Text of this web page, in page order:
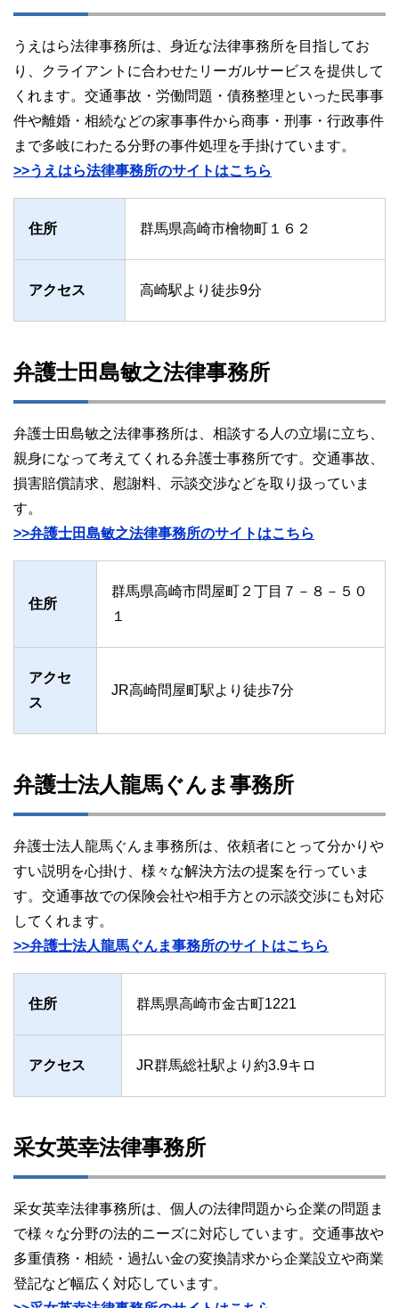
うえはら法律事務所は、身近な法律事務所を目指してお
り、クライアントに合わせたリーガルサービスを提供して
くれます。交通事故・労働問題・債務整理といった民事事
件や離婚・相続などの家事事件から商事・刑事・行政事件
まで多岐にわたる分野の事件処理を手掛けています。
>>うえはら法律事務所のサイトはこちら
住所 群馬県高崎市檜物町１６２
アクセス 高崎駅より徒歩9分
弁護士田島敏之法律事務所
弁護士田島敏之法律事務所は、相談する人の立場に立ち、
親身になって考えてくれる弁護士事務所です。交通事故、
損害賠償請求、慰謝料、示談交渉などを取り扱っていま
す。
>>弁護士田島敏之法律事務所のサイトはこちら
住所
群馬県高崎市問屋町２丁目７－８－５０
１
アクセ
ス
JR高崎問屋町駅より徒歩7分
弁護士法人龍馬ぐんま事務所
弁護士法人龍馬ぐんま事務所は、依頼者にとって分かりや
すい説明を心掛け、様々な解決方法の提案を行っていま
す。交通事故での保険会社や相手方との示談交渉にも対応
してくれます。
>>弁護士法人龍馬ぐんま事務所のサイトはこちら
住所 群馬県高崎市金古町1221
アクセス JR群馬総社駅より約3.9キロ
采女英幸法律事務所
采女英幸法律事務所は、個人の法律問題から企業の問題ま
で様々な分野の法的ニーズに対応しています。交通事故や
多重債務・相続・過払い金の変換請求から企業設立や商業
登記など幅広く対応しています。